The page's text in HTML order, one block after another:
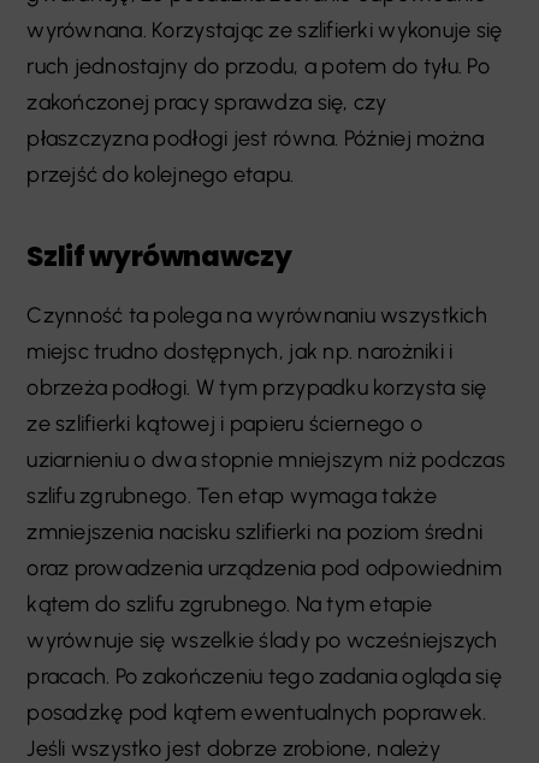
wyrównana. Korzystając ze szlifierki wykonuje się
ruch jednostajny do przodu, a potem do tyłu. Po
zakończonej pracy sprawdza się, czy
płaszczyzna podłogi jest równa. Później można
przejść do kolejnego etapu.
Szlif wyrównawczy
Czynność ta polega na wyrównaniu wszystkich
miejsc trudno dostępnych, jak np. narożniki i
obrzeża podłogi. W tym przypadku korzysta się
ze szlifierki kątowej i papieru ściernego o
uziarnieniu o dwa stopnie mniejszym niż podczas
szlifu zgrubnego. Ten etap wymaga także
zmniejszenia nacisku szlifierki na poziom średni
oraz prowadzenia urządzenia pod odpowiednim
kątem do szlifu zgrubnego. Na tym etapie
wyrównuje się wszelkie ślady po wcześniejszych
pracach. Po zakończeniu tego zadania ogląda się
posadzkę pod kątem ewentualnych poprawek.
Jeśli wszystko jest dobrze zrobione, należy